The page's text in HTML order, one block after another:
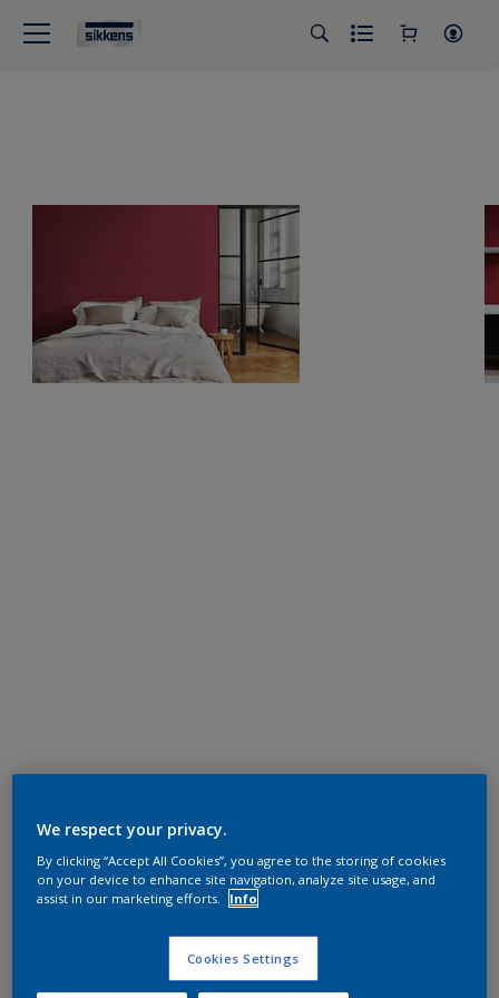
We respect your privacy.
By clicking “Accept All Cookies”, you agree to the storing of cookies
on your device to enhance site navigation, analyze site usage, and
assist in our marketing efforts.
Info
Cookies Settings